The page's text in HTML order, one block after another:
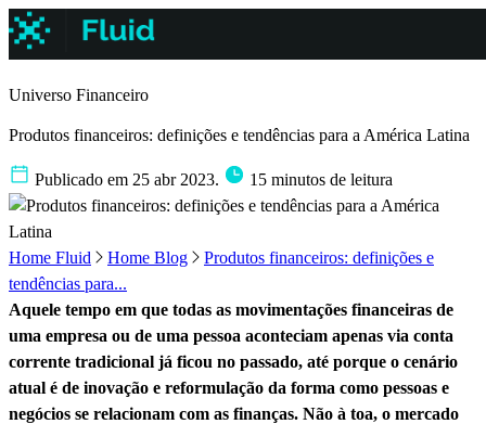
Universo Financeiro
Produtos financeiros: definições e tendências para a América Latina
Publicado em 25 abr 2023. 15 minutos de leitura
Home Fluid Home Blog
Produtos financeiros: definições e
tendências para...
Aquele tempo em que todas as movimentações financeiras de
uma empresa ou de uma pessoa aconteciam apenas via conta
corrente tradicional já ficou no passado, até porque o cenário
atual é de inovação e reformulação da forma como pessoas e
negócios se relacionam com as finanças. Não à toa, o mercado